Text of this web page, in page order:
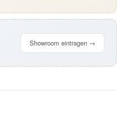
Showroom eintragen →